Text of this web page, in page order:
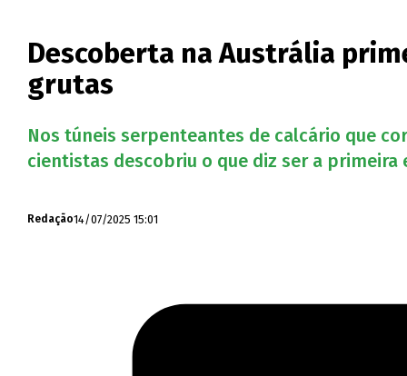
Descoberta na Austrália
grutas
Nos túneis serpenteantes de calcário que
cientistas descobriu o que diz ser a
Redação14/07/2025 15:01